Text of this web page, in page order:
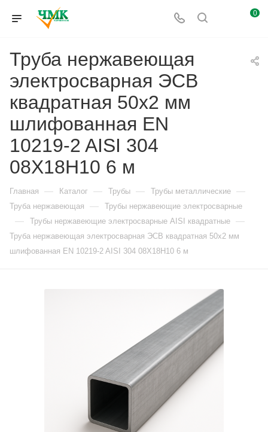
0
Труба нержавеющая
электросварная ЭСВ
квадратная 50х2 мм
шлифованная EN
10219-2 AISI 304
08Х18Н10 6 м
Главная — Каталог — Трубы — Трубы металлические —
Труба нержавеющая — Трубы нержавеющие электросварные
— Трубы нержавеющие электросварные AISI квадратные —
Труба нержавеющая электросварная ЭСВ квадратная 50х2 мм
шлифованная EN 10219-2 AISI 304 08Х18Н10 6 м